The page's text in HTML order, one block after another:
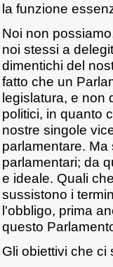
la funzione
Noi non
noi stessi a
dimentichi del
fatto che un
legislatura, e non
politici, in quanto
nostre singole
parlamentare.
parlamentari; da
e ideale. Quali
sussistono i
l'obbligo, prima
questo
Gli obiettivi che ci